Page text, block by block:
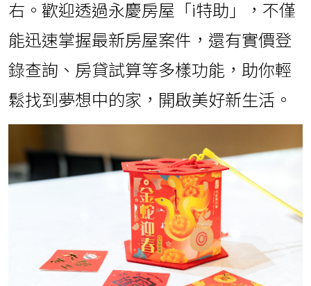
右。歡迎透過永慶房屋「i特助」，不僅
能迅速掌握最新房屋案件，還有實價登
錄查詢、房貸試算等多樣功能，助你輕
鬆找到夢想中的家，開啟美好新生活。